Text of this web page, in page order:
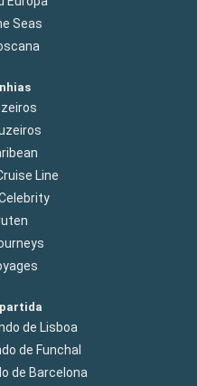
Seas
Line
de Lisboa
de Funchal
de Barcelona